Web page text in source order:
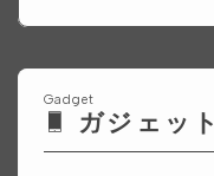
Gadget
ガジェット